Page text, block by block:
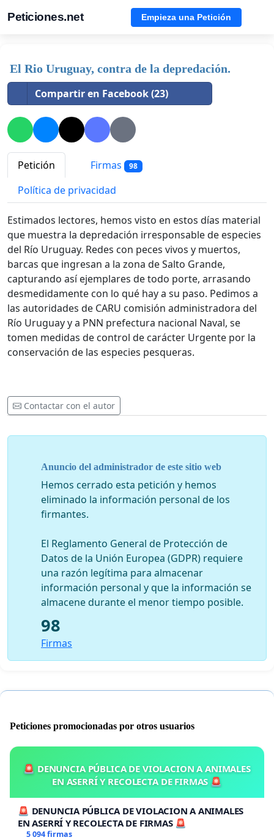
Peticiones.net Empieza una Petición
El Rio Uruguay, contra de la depredación.
Compartir en Facebook (23)
Petición Firmas 98
Política de privacidad
Estimados lectores, hemos visto en estos días material
que muestra la depredación irresponsable de especies
del Río Uruguay. Redes con peces vivos y muertos,
barcas que ingresan a la zona de Salto Grande,
capturando así ejemplares de todo porte, arrasando
desmedidamente con lo qué hay a su paso. Pedimos a
las autoridades de CARU comisión administradora del
Río Uruguay y a PNN prefectura nacional Naval, se
tomen medidas de control de carácter Urgente por la
conservación de las especies pesqueras.
Contactar con el autor
Anuncio del administrador de este sitio web
Hemos cerrado esta petición y hemos
eliminado la información personal de los
firmantes.
El Reglamento General de Protección de
Datos de la Unión Europea (GDPR) requiere
una razón legítima para almacenar
información personal y que la información se
almacene durante el menor tiempo posible.
98
Firmas
Peticiones promocionadas por otros usuarios
🚨 DENUNCIA PÚBLICA DE VIOLACION A ANIMALES
EN ASERRÍ Y RECOLECTA DE FIRMAS 🚨
🚨 DENUNCIA PÚBLICA DE VIOLACION A ANIMALES
EN ASERRÍ Y RECOLECTA DE FIRMAS 🚨
5 094 firmas